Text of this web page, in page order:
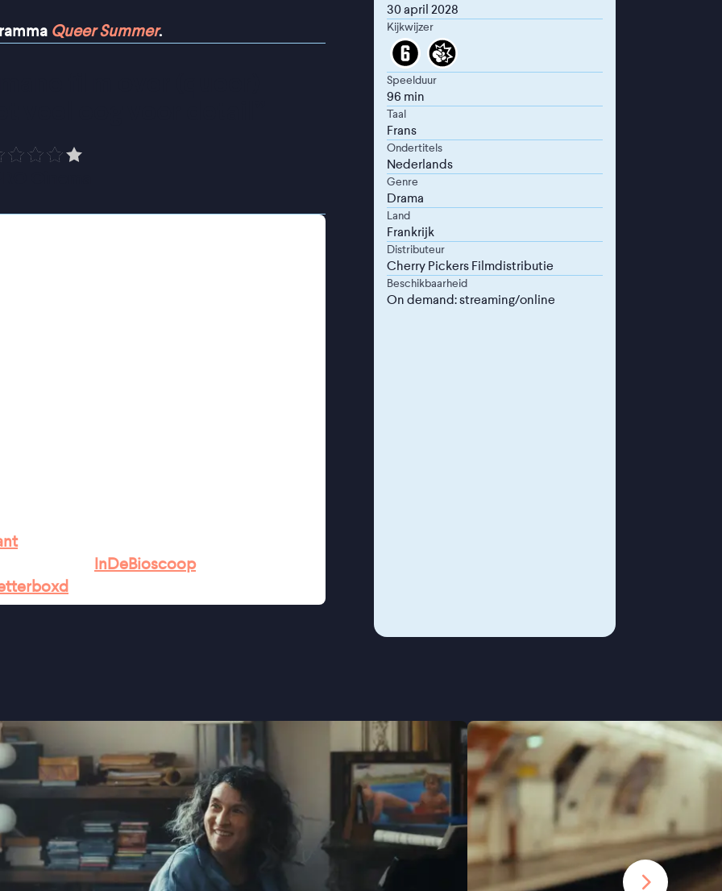
Queer Summer.
eerste kind. Alleen is zij zelf niet zwanger;
InDeBioscoop
30 april 2028
Kijkwijzer
Speelduur
96 min
Taal
Frans
Ondertitels
Nederlands
Genre
Drama
Land
Frankrijk
Distributeur
Cherry Pickers Filmdistributie
Beschikbaarheid
On demand: streaming/online